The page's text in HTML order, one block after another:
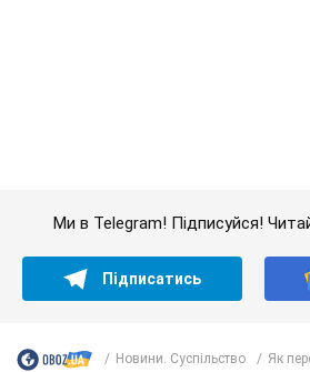
Значні штрафи і спеціальні
Україні не завадить взяти приклад із